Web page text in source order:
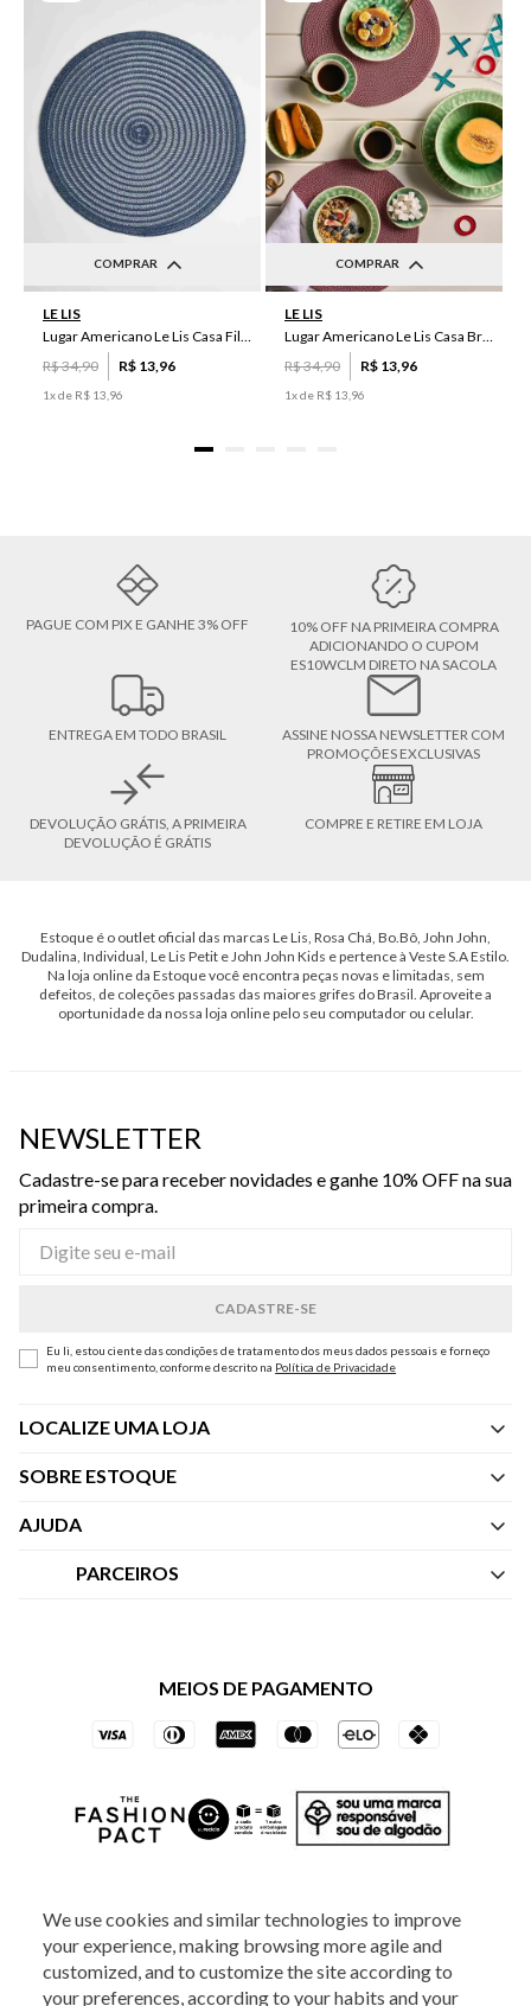
We use cookies and similar technologies to improve
your experience, making browsing more agile and
customized, and to customize the site according to
your preferences, according to your habits and your
COMPRAR
LE LIS
Lugar Americano Le Lis Casa Filipa
R$34,90 R$ 13 96
1x de R$ 13 96
COMPRAR
LE LIS
Lugar Americano Le Lis Casa Brenda
R$34,90 R$ 13 96
1x de R$ 13 96
PAGUE COM PIX E GANHE 3% OFF
10% OFF NA PRIMEIRA COMPRA
ADICIONANDO O CUPOM
ES10WCLM DIRETO NA SACOLA
ENTREGA EM TODO BRASIL
ASSINE NOSSA NEWSLETTER COM
PROMOÇÕES EXCLUSIVAS
DEVOLUÇÃO GRÁTIS, A PRIMEIRA
DEVOLUÇÃO É GRÁTIS
COMPRE E RETIRE EM LOJA
Estoque é o outlet oficial das marcas Le Lis, Rosa Chá, Bo.Bô, John John,
Dudalina, Individual, Le Lis Petit e John John Kids e pertence à Veste S.A Estilo.
Na loja online da Estoque você encontra peças novas e limitadas, sem
defeitos, de coleções passadas das maiores grifes do Brasil. Aproveite a
oportunidade da nossa loja online pelo seu computador ou celular.
NEWSLETTER
Cadastre-se para receber novidades e ganhe 10% OFF na sua
primeira compra.
Eu li, estou ciente das condições de tratamento dos meus dados pessoais e forneço
meu consentimento, conforme descrito na Política de Privacidade
LOCALIZE UMA LOJA
SOBRE ESTOQUE
Quem Somos
AJUDA
Central de Atendimento
Trocas e Devoluções
PARCEIROS
Vai de Visa
Azul Fidelidade
MEIOS DE PAGAMENTO